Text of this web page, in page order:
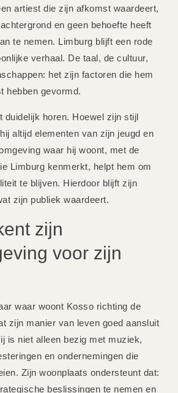
artiest die zijn afkomst waardeert,
en geen behoefte heeft
te nemen. Limburg blijft een rode
verhaal. De taal, de cultuur,
het zijn factoren die hem
hebben gevormd.
duidelijk horen. Hoewel zijn stijl
altijd elementen van zijn jeugd en
waar hij woont, met de
Limburg kenmerkt, helpt hem om
te blijven. Hierdoor blijft zijn
zijn publiek waardeert.
zijn
voor zijn
waar woont Kosso richting de
zijn manier van leven goed aansluit
is niet alleen bezig met muziek,
en ondernemingen die
Zijn woonplaats ondersteunt dat:
beslissingen te nemen en